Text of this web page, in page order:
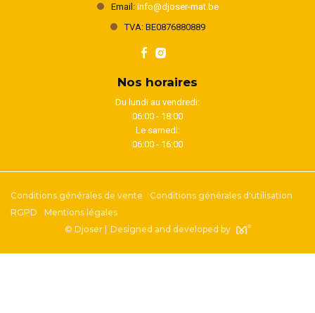
Email: info@djoser-mat.be
TVA: BE0876880889
Nos horaires
Du lundi au vendredi:
06:00 - 18:00
Le samedi:
06:00 - 16:00
Conditions générales de vente
Conditions générales d'utilisation
RGPD
Mentions légales
© Djoser |
Designed and developed by